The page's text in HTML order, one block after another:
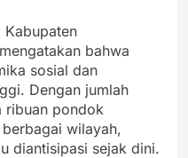
Kabupaten
bahwa
sosial dan
Dengan jumlah
ribuan pondok
wilayah,
diantisipasi sejak dini.